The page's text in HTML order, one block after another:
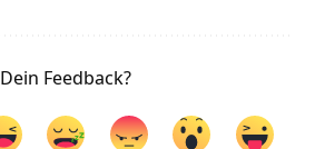
Dein Feedback?